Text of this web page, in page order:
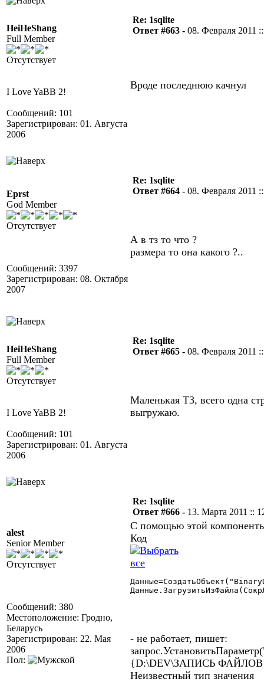
HeiHeShang
Full Member
Отсутствует
I Love YaBB 2!
Сообщений: 101
Зарегистрирован: 01. Августа
2006
Re: 1sqlite
Ответ #663 - 08. Февраля 2011
Вроде последнюю качнул
Eprst
God Member
Отсутствует
Сообщений: 3397
Зарегистрирован: 08. Октября
2007
Re: 1sqlite
Ответ #664 - 08. Февраля 2011
А в тз то что ?
размера то она какого ?..
HeiHeShang
Full Member
Отсутствует
I Love YaBB 2!
Сообщений: 101
Зарегистрирован: 01. Августа
2006
Re: 1sqlite
Ответ #665 - 08. Февраля 2011
Маленькая ТЗ, всего одна
выгружаю.
alest
Senior Member
Отсутствует
Сообщений: 380
Местоположение: Гродно,
Беларусь
Зарегистрирован: 22. Мая
2006
Пол:
Re: 1sqlite
Ответ #666 - 13. Марта 2011 ::
С помощью этой
Код
- не работает, пишет:
{D:\DEV\ЗАПИСЬ ФАЙЛОВ В
Неизвестный тип значения